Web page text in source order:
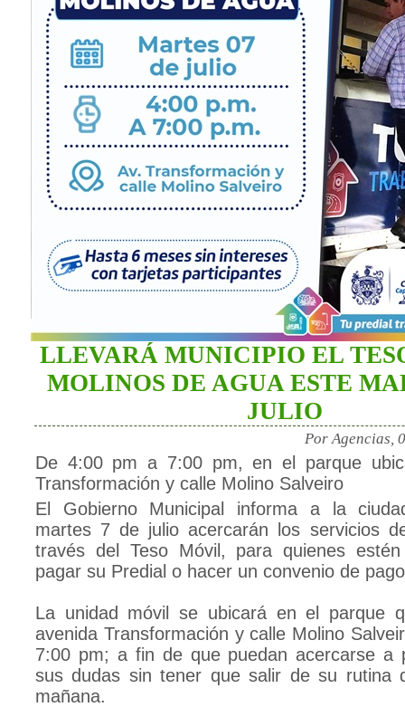
LLEVARÁ MUNICIPIO EL
MOLINOS DE AGUA ESTE
JULIO
Por Agencias,
De 4:00 pm a 7:00 pm, en el parque
Transformación y calle Molino Salveiro
El Gobierno Municipal informa a la
martes 7 de julio acercarán los servicios
través del Teso Móvil, para quienes
pagar su Predial o hacer un convenio de
La unidad móvil se ubicará en el parque
avenida Transformación y calle Molino
7:00 pm; a fin de que puedan acercarse a
sus dudas sin tener que salir de su rutina
mañana.